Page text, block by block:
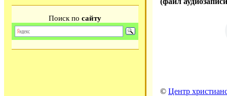
Поиск по сайту
© Центр